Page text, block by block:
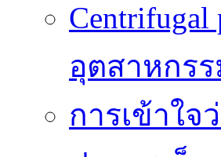
อุตสาหกร
การเข้าใจ